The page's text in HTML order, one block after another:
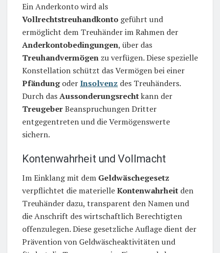
Ein Anderkonto wird als
Vollrechtstreuhandkonto geführt und
ermöglicht dem Treuhänder im Rahmen der
Anderkontobedingungen, über das
Treuhandvermögen zu verfügen. Diese spezielle
Konstellation schützt das Vermögen bei einer
PfändungoderInsolvenz des Treuhänders.
Durch dasAussonderungsrechtkann der
TreugeberBeanspruchungen Dritter
entgegentreten und die Vermögenswerte
sichern.
Kontenwahrheit und Vollmacht
Im Einklang mit dem Geldwäschegesetz
verpflichtet die materielleKontenwahrheit den
Treuhänder dazu, transparent den Namen und
die Anschrift des wirtschaftlich Berechtigten
offenzulegen. Diese gesetzliche Auflage dient der
Prävention von Geldwäscheaktivitäten und